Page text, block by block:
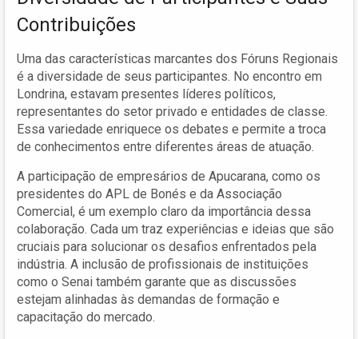
Contribuições
Uma das características marcantes dos Fóruns Regionais
é a diversidade de seus participantes. No encontro em
Londrina, estavam presentes líderes políticos,
representantes do setor privado e entidades de classe.
Essa variedade enriquece os debates e permite a troca
de conhecimentos entre diferentes áreas de atuação.
A participação de empresários de Apucarana, como os
presidentes do APL de Bonés e da Associação
Comercial, é um exemplo claro da importância dessa
colaboração. Cada um traz experiências e ideias que são
cruciais para solucionar os desafios enfrentados pela
indústria. A inclusão de profissionais de instituições
como o Senai também garante que as discussões
estejam alinhadas às demandas de formação e
capacitação do mercado.